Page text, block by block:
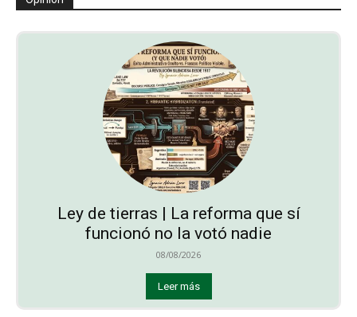
Ley de tierras | La reforma que sí
funcionó no la votó nadie
08/08/2026
Leer más